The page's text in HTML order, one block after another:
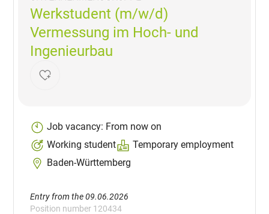
Werkstudent (m/w/d)
Vermessung im Hoch- und
Ingenieurbau
Job vacancy: From now on
Working student
Temporary employment
Baden-Württemberg
Entry from the 09.06.2026
Position number 120434